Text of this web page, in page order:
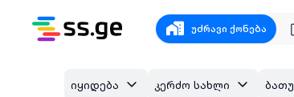
უძრავი ქონება
იყიდება კერძო სახლი